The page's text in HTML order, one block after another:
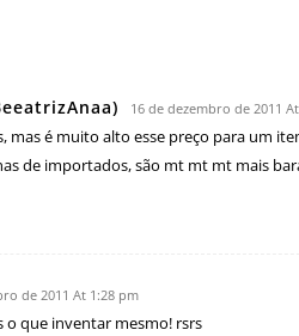
16 de dezembro de 2011
mas é muito alto esse preço para um
de importados, são mt mt mt mais
de 2011 At 1:28 pm
o que inventar mesmo! rsrs